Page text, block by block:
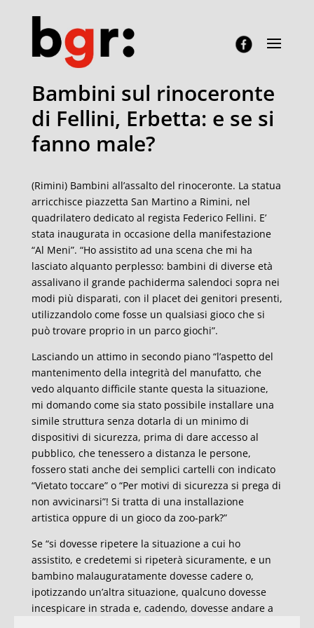
Bambini sul rinoceronte
di Fellini, Erbetta: e se si
fanno male?
(Rimini) Bambini all’assalto del rinoceronte. La statua
arricchisce piazzetta San Martino a Rimini, nel
quadrilatero dedicato al regista Federico Fellini. E’
stata inaugurata in occasione della manifestazione
“Al Meni”. “Ho assistito ad una scena che mi ha
lasciato alquanto perplesso: bambini di diverse età
assalivano il grande pachiderma salendoci sopra nei
modi più disparati, con il placet dei genitori presenti,
utilizzandolo come fosse un qualsiasi gioco che si
può trovare proprio in un parco giochi”.
Lasciando un attimo in secondo piano “l’aspetto del
mantenimento della integrità del manufatto, che
vedo alquanto difficile stante questa la situazione,
mi domando come sia stato possibile installare una
simile struttura senza dotarla di un minimo di
dispositivi di sicurezza, prima di dare accesso al
pubblico, che tenessero a distanza le persone,
fossero stati anche dei semplici cartelli con indicato
“Vietato toccare” o “Per motivi di sicurezza si prega di
non avvicinarsi”! Si tratta di una installazione
artistica oppure di un gioco da zoo-park?”
Se “si dovesse ripetere la situazione a cui ho
assistito, e credetemi si ripeterà sicuramente, e un
bambino malauguratamente dovesse cadere o,
ipotizzando un’altra situazione, qualcuno dovesse
incespicare in strada e, cadendo, dovesse andare a